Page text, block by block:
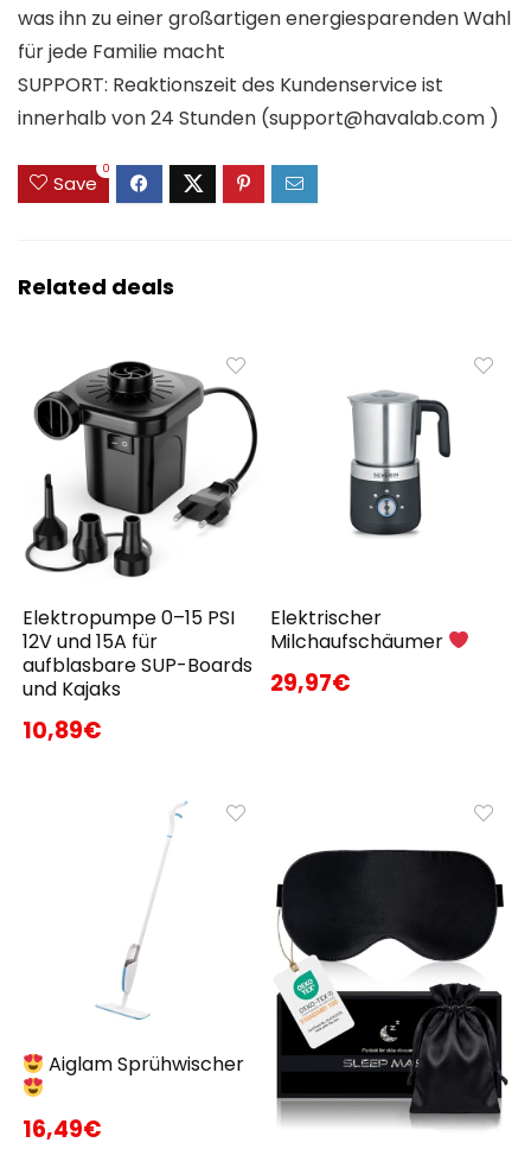
was ihn zu einer großartigen energiesparenden Wahl
für jede Familie macht
SUPPORT: Reaktionszeit des Kundenservice ist
innerhalb von 24 Stunden (support@havalab.com )
Save
0
Related deals
Elektropumpe 0–15 PSI
12V und 15A für
aufblasbare SUP-Boards
und Kajaks
10,89€
Elektrischer
Milchaufschäumer
29,97€
Aiglam Sprühwischer
16,49€